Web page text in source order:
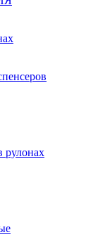
рулонах